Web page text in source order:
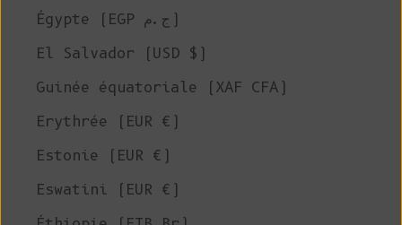
Égypte (EGP ج.م)
El Salvador (USD $)
Guinée équatoriale (XAF CFA)
Erythrée (EUR €)
Estonie (EUR €)
Eswatini (EUR €)